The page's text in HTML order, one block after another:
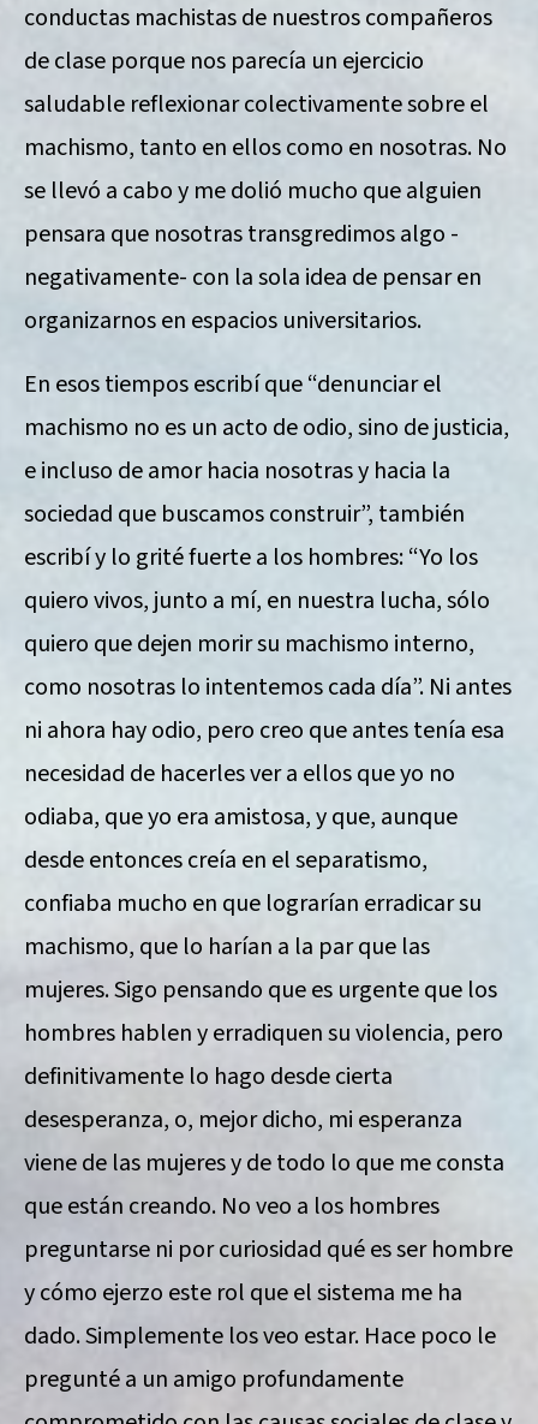
conductas machistas de nuestros compañeros
de clase porque nos parecía un ejercicio
saludable reflexionar colectivamente sobre el
machismo, tanto en ellos como en nosotras. No
se llevó a cabo y me dolió mucho que alguien
pensara que nosotras transgredimos algo -
negativamente- con la sola idea de pensar en
organizarnos en espacios universitarios.
En esos tiempos escribí que “denunciar el
machismo no es un acto de odio, sino de justicia,
e incluso de amor hacia nosotras y hacia la
sociedad que buscamos construir”, también
escribí y lo grité fuerte a los hombres: “Yo los
quiero vivos, junto a mí, en nuestra lucha, sólo
quiero que dejen morir su machismo interno,
como nosotras lo intentemos cada día”. Ni antes
ni ahora hay odio, pero creo que antes tenía esa
necesidad de hacerles ver a ellos que yo no
odiaba, que yo era amistosa, y que, aunque
desde entonces creía en el separatismo,
confiaba mucho en que lograrían erradicar su
machismo, que lo harían a la par que las
mujeres. Sigo pensando que es urgente que los
hombres hablen y erradiquen su violencia, pero
definitivamente lo hago desde cierta
desesperanza, o, mejor dicho, mi esperanza
viene de las mujeres y de todo lo que me consta
que están creando. No veo a los hombres
preguntarse ni por curiosidad qué es ser hombre
y cómo ejerzo este rol que el sistema me ha
dado. Simplemente los veo estar. Hace poco le
pregunté a un amigo profundamente